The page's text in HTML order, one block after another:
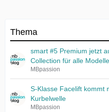
Thema
smart #5 Premium jetzt
Collection für alle Modelle
MBpassion
S-Klasse Facelift kommt
Kurbelwelle
MBpassion